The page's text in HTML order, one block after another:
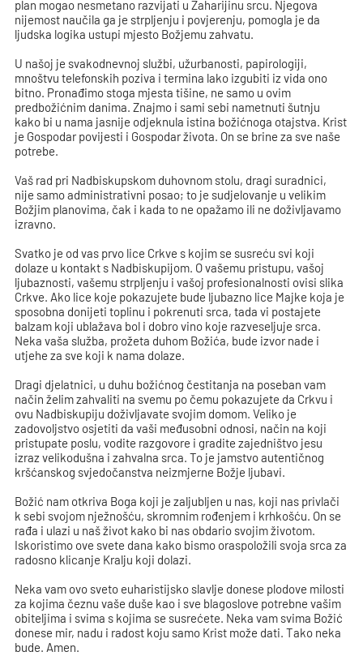
plan mogao nesmetano razvijati u Zaharijinu srcu. Njegova
nijemost naučila ga je strpljenju i povjerenju, pomogla je da
ljudska logika ustupi mjesto Božjemu zahvatu.
U našoj je svakodnevnoj službi, užurbanosti, papirologiji,
mnoštvu telefonskih poziva i termina lako izgubiti iz vida ono
bitno. Pronađimo stoga mjesta tišine, ne samo u ovim
predbožićnim danima. Znajmo i sami sebi nametnuti šutnju
kako bi u nama jasnije odjeknula istina božićnoga otajstva. Krist
je Gospodar povijesti i Gospodar života. On se brine za sve naše
potrebe.
Vaš rad pri Nadbiskupskom duhovnom stolu, dragi suradnici,
nije samo administrativni posao; to je sudjelovanje u velikim
Božjim planovima, čak i kada to ne opažamo ili ne doživljavamo
izravno.
Svatko je od vas prvo lice Crkve s kojim se susreću svi koji
dolaze u kontakt s Nadbiskupijom. O vašemu pristupu, vašoj
ljubaznosti, vašemu strpljenju i vašoj profesionalnosti ovisi slika
Crkve. Ako lice koje pokazujete bude ljubazno lice Majke koja je
sposobna donijeti toplinu i pokrenuti srca, tada vi postajete
balzam koji ublažava bol i dobro vino koje razveseljuje srca.
Neka vaša služba, prožeta duhom Božića, bude izvor nade i
utjehe za sve koji k nama dolaze.
Dragi djelatnici, u duhu božićnog čestitanja na poseban vam
način želim zahvaliti na svemu po čemu pokazujete da Crkvu i
ovu Nadbiskupiju doživljavate svojim domom. Veliko je
zadovoljstvo osjetiti da vaši međusobni odnosi, način na koji
pristupate poslu, vodite razgovore i gradite zajedništvo jesu
izraz velikodušna i zahvalna srca. To je jamstvo autentičnog
kršćanskog svjedočanstva neizmjerne Božje ljubavi.
Božić nam otkriva Boga koji je zaljubljen u nas, koji nas privlači
k sebi svojom nježnošću, skromnim rođenjem i krhkošću. On se
rađa i ulazi u naš život kako bi nas obdario svojim životom.
Iskoristimo ove svete dana kako bismo oraspoložili svoja srca za
radosno klicanje Kralju koji dolazi.
Neka vam ovo sveto euharistijsko slavlje donese plodove milosti
za kojima čeznu vaše duše kao i sve blagoslove potrebne vašim
obiteljima i svima s kojima se susrećete. Neka vam svima Božić
donese mir, nadu i radost koju samo Krist može dati. Tako neka
bude. Amen.